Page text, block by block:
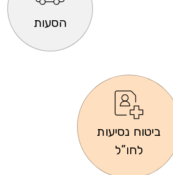
הסעות
ביטוח נסיעות
לחו”ל